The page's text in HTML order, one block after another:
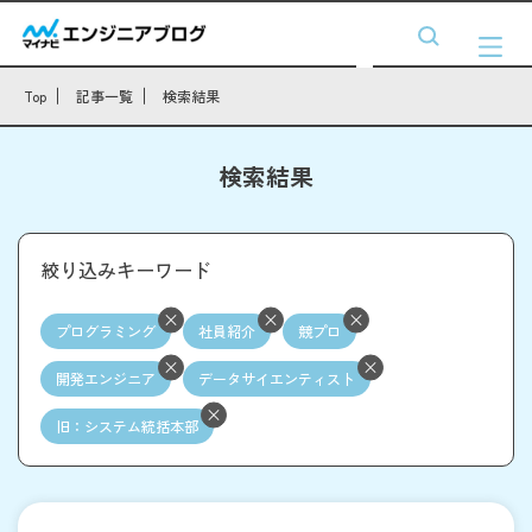
Top 記事一覧 検索結果
検索結果
絞り込みキーワード
プログラミング 社員紹介 競プロ
開発エンジニア データサイエンティスト
旧：システム統括本部